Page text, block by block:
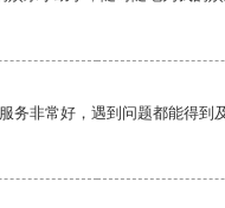
务非常好，遇到问题都能得到